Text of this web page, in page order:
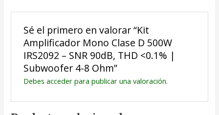
Sé el primero en valorar “Kit
Amplificador Mono Clase D 500W
IRS2092 – SNR 90dB, THD <0.1% |
Subwoofer 4-8 Ohm”
Debes accederpara publicar una valoración.